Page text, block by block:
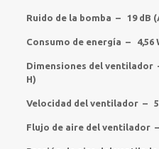
Ruido de la bomba – 19 dB
Consumo de energía – 4,56
Dimensiones del ventilador –
H)
Velocidad del ventilador –
Flujo de aire del ventilador –